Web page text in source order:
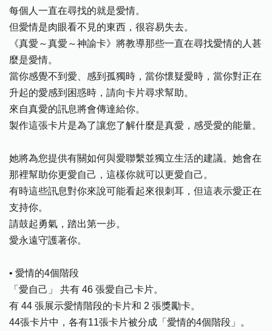
每個人一直在尋找的就是愛情。
但愛情是肉眼看不見的東西，很容易失去。
《真愛～真愛～神諭卡》將教導那些一直在尋找愛情的人甚
麼是愛情。
當你感覺不到愛、感到孤獨時，當你懷疑愛時，當你對正在
升起的愛感到困惑時，請向卡片尋求幫助。
來自真愛的訊息將會傳達給你。
製作這張卡片是為了讓您了解什麼是真愛，感受愛的能量。
她將為您提供有關如何與愛聯繫並獨立生活的建議。她會在
那裡幫助你更愛自己，這樣你就可以更愛自己。
有時這些訊息對你來說可能看起來很刺耳，但這表示愛正在
支持你。
請鼓起勇氣，踏出第一步。
愛永遠守護著你。
• 愛情的4個階段
「愛自己」 共有 46 張愛自己卡片。
有 44 張展示愛情階段的卡片和 2 張獎勵卡。
44張卡片中，各有11張卡片被分成「愛情的4個階段」。